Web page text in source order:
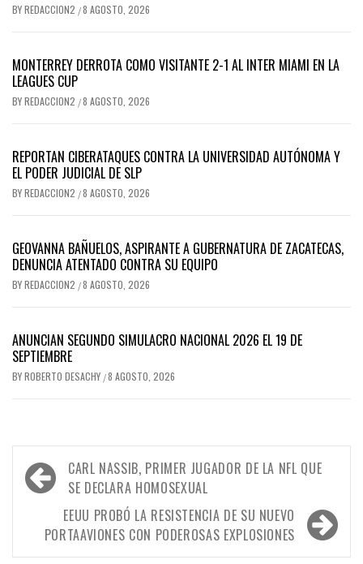
BYREDACCION2 /8 AGOSTO, 2026
MONTERREY DERROTA COMO VISITANTE 2-1 AL INTER MIAMI EN LA
LEAGUES CUP
BYREDACCION2 /8 AGOSTO, 2026
REPORTAN CIBERATAQUES CONTRA LA UNIVERSIDAD AUTÓNOMA Y
EL PODER JUDICIAL DE SLP
BYREDACCION2 /8 AGOSTO, 2026
GEOVANNA BAÑUELOS, ASPIRANTE A GUBERNATURA DE ZACATECAS,
DENUNCIA ATENTADO CONTRA SU EQUIPO
BYREDACCION2 /8 AGOSTO, 2026
ANUNCIAN SEGUNDO SIMULACRO NACIONAL 2026 EL 19 DE
SEPTIEMBRE
BYROBERTO DESACHY /8 AGOSTO, 2026
Navegación
de
entradas
CARL NASSIB, PRIMER JUGADOR DE LA NFL QUE
SE DECLARA HOMOSEXUAL
EEUU PROBÓ LA RESISTENCIA DE SU NUEVO
PORTAAVIONES CON PODEROSAS EXPLOSIONES